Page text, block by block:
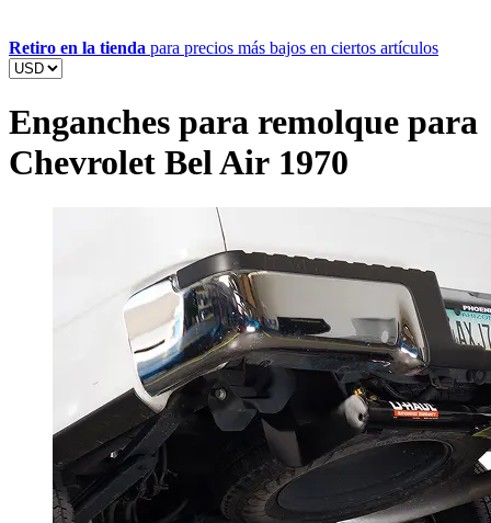
Retiro en la tienda para precios más bajos en ciertos artículos
Enganches para remolque para
Chevrolet Bel Air 1970